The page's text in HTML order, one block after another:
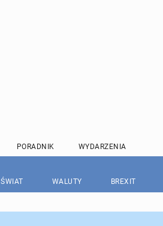
PORADNIK WYDARZENIA
ŚWIAT WALUTY BREXIT